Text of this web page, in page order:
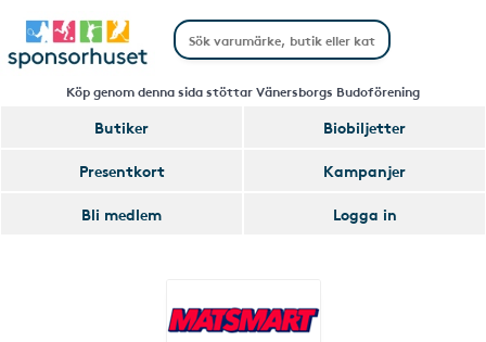
Köp genom denna sida stöttar Vänersborgs Budoförening
Butiker
Biobiljetter
Presentkort
Kampanjer
Bli medlem
Logga in